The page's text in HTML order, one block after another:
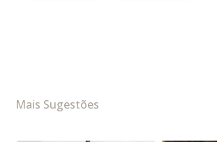
Mais Sugestões